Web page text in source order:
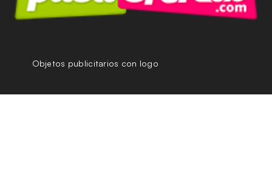
Objetos publicitarios con logo